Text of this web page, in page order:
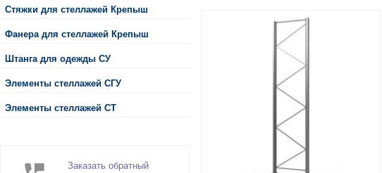
Стяжки для стеллажей Крепыш
Фанера для стеллажей Крепыш
Штанга для одежды СУ
Элементы стеллажей СГУ
Элементы стеллажей СТ
Заказать обратный